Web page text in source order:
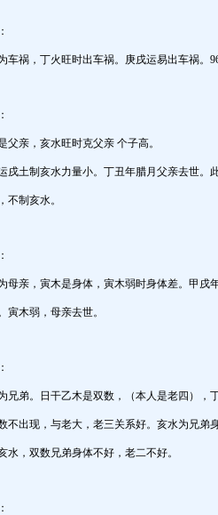
车祸，丁火旺时出车祸。庚戌运易出车祸。
父亲，亥水旺时克父亲 个子高。
戌土制亥水力量小。丁丑年腊月父亲去世。
不制亥水。
母亲，寅木是身体，寅木弱时身体差。甲戌
寅木弱，母亲去世。
兄弟。日干乙木是双数，（本人是老四），
不出现，与老大，老三关系好。亥水为兄
水，双数兄弟身体不好，老二不好。